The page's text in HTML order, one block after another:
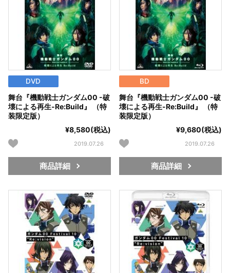
DVD
舞台『機動戦士ガンダム00 -破
壊による再生-Re:Build』 （特
装限定版）
¥8,580(税込)
2019.07.26
商品詳細
BD
舞台『機動戦士ガンダム00 -破
壊による再生-Re:Build』 （特
装限定版）
¥9,680(税込)
2019.07.26
商品詳細